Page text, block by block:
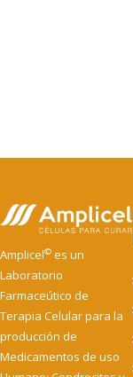
Amplicel© es un
Laboratorio
Farmaceútico de
Terapia Celular para la
producción de
Medicamentos de uso